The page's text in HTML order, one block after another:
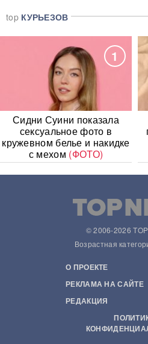
top КУРЬЕЗОВ
1
Сидни Суини показала
сексуальное фото в
кружевном белье и накидке
с мехом (ФОТО)
© 2006-2026
Возрастная
О ПРОЕКТЕ
РЕКЛАМА НА САЙТЕ
РЕДАКЦИЯ